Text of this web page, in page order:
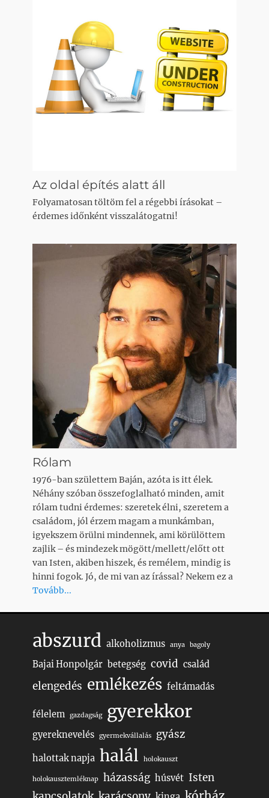
Az oldal építés alatt áll
Folyamatosan töltöm fel a régebbi írásokat –
érdemes időnként visszalátogatni!
Rólam
1976-ban születtem Baján, azóta is itt élek.
Néhány szóban összefoglalható minden, amit
rólam tudni érdemes: szeretek élni, szeretem a
családom, jól érzem magam a munkámban,
igyekszem örülni mindennek, ami körülöttem
zajlik – és mindezek mögött/mellett/előtt ott
van Isten, akiben hiszek, és remélem, mindig is
hinni fogok. Jó, de mi van az írással? Nekem ez a
Tovább...
abszurd alkoholizmus anya bagoly
Bajai Honpolgár betegség covid család
elengedés emlékezés feltámadás
félelem gazdagság gyerekkor
gyereknevelés gyermekvállalás gyász
halottak napja halál holokauszt
holokausztemléknap házasság húsvét Isten